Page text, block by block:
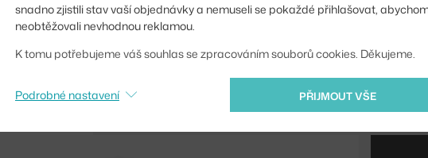
snadno zjistili stav vaší objednávky a nemuseli se pokaždé přihlašovat,
neobtěžovali nevhodnou reklamou.
K tomu potřebujeme váš souhlas se zpracováním souborů cookies. Děkujeme.
PŘIJMOUT VŠE
Podrobné nastavení